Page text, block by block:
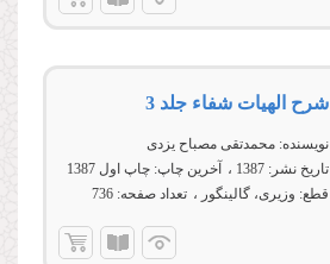
شرح الهیات شفاء جلد 3
نویسنده: محمدتقی مصباح یزدی
تاریخ نشر: 1387 آخرین چاپ: چاپ اول 1387
قطع: وزیری، گالینگور تعداد صفحه: 736